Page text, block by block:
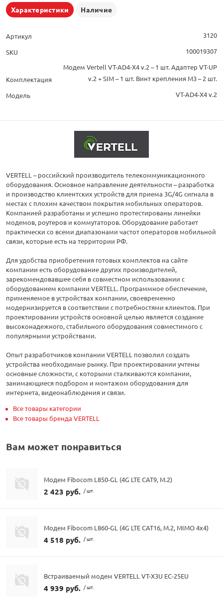
Характеристики Наличие
Артикул
3120
SKU
100019307
Комплектация
Модем Vertell VT-AD4-X4 v.2 – 1 шт. Адаптер VT-UP
v.2 + SIM – 1 шт. Винт крепления М3 – 2 шт.
Модель
VT-AD4-X4 v.2
VERTELL – российский производитель телекоммуникационного
оборудования. Основное направление деятельности – разработка
и производство клиентских устройств для приема 3G/4G сигнала в
местах с плохим качеством покрытия мобильных операторов.
Компанией разработаны и успешно протестированы линейки
модемов, роутеров и коммутаторов. Оборудование работает
практически со всеми диапазонами частот операторов мобильной
связи, которые есть на территории РФ.
Для удобства приобретения готовых комплектов на сайте
компании есть оборудование других производителей,
зарекомендовавшее себя в совместном использовании с
оборудованием компании VERTELL. Программное обеспечение,
применяемое в устройствах компании, своевременно
модернизируется в соответствии с потребностями клиентов. При
проектировании устройств основной целью является создание
высоконадежного, стабильного оборудования совместимого с
популярными устройствами.
Опыт разработчиков компании VERTELL позволил создать
устройства необходимые рынку. При проектировании учтены
основные сложности, с которыми сталкиваются компании,
занимающиеся подбором и монтажом оборудования для
интернета, видеонаблюдения и связи.
Все товары категории
Все товары бренда VERTELL
Вам может понравиться
Модем Fibocom L850-GL (4G LTE CAT9, M.2)
2 423 руб. / шт.
Модем Fibocom L860-GL (4G LTE CAT16, M.2, MIMO 4x4)
4 518 руб. / шт.
Встраиваемый модем VERTELL VT-X3U EC-25EU
4 939 руб. / шт.